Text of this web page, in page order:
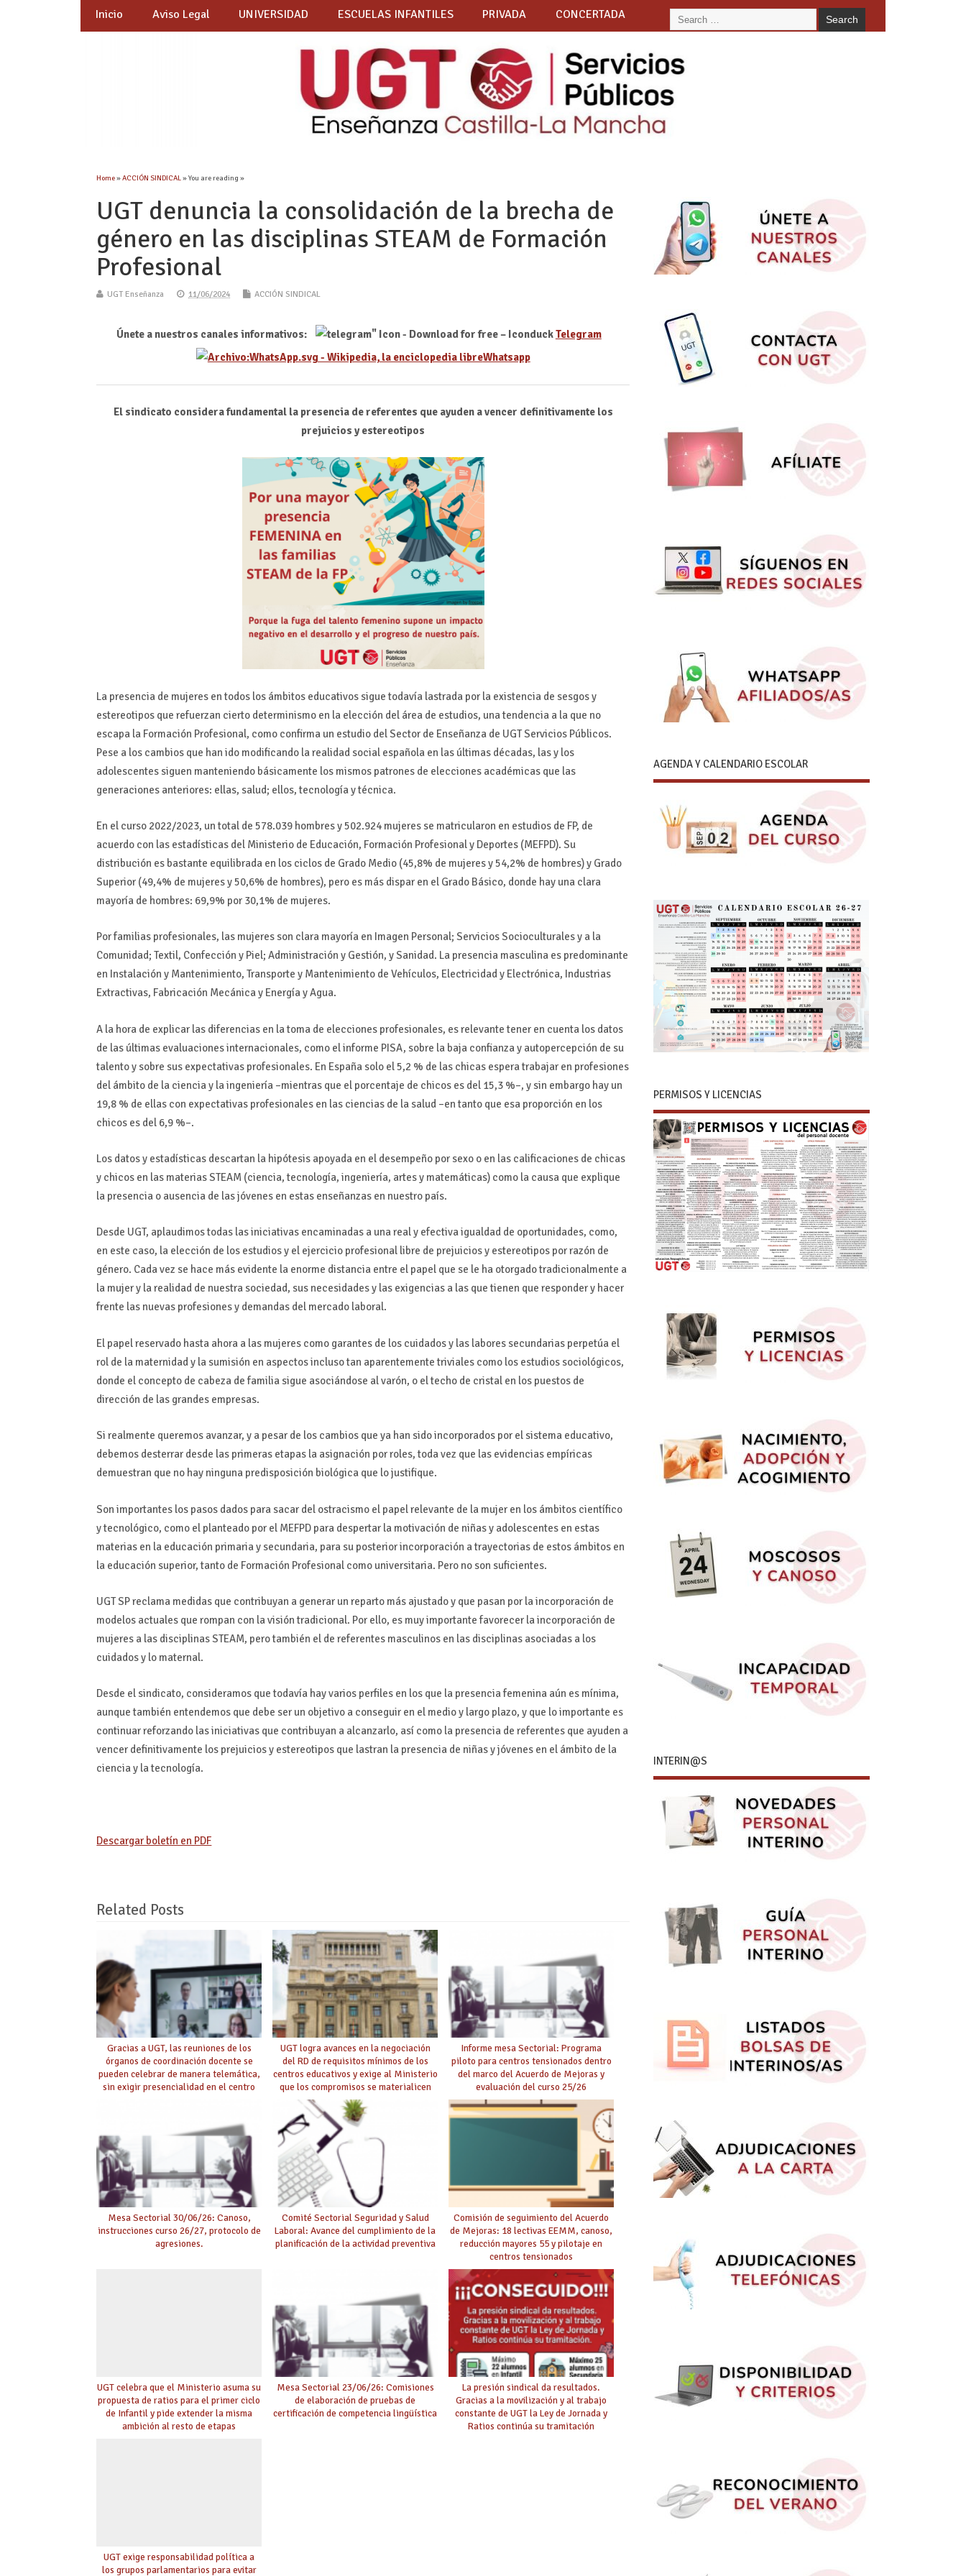
Inicio Aviso Legal UNIVERSIDAD ESCUELAS INFANTILES PRIVADA CONCERTADA
Home»ACCIÓN SINDICAL» You are reading »
UGT denuncia la consolidación de la brecha de
género en las disciplinas STEAM de Formación
Profesional
UGT Enseñanza 11/06/2024 ACCIÓN SINDICAL
Únete a nuestros canales informativos:
Telegram
Whatsapp
El sindicato considera fundamental la presencia de referentes que ayuden a vencer definitivamente los
prejuicios y estereotipos
La presencia de mujeres en todos los ámbitos educativos sigue todavía lastrada por la existencia de sesgos y
estereotipos que refuerzan cierto determinismo en la elección del área de estudios, una tendencia a la que no
escapa la Formación Profesional, como confirma un estudio del Sector de Enseñanza de UGT Servicios Públicos.
Pese a los cambios que han ido modificando la realidad social española en las últimas décadas, las y los
adolescentes siguen manteniendo básicamente los mismos patrones de elecciones académicas que las
generaciones anteriores: ellas, salud; ellos, tecnología y técnica.
En el curso 2022/2023, un total de 578.039 hombres y 502.924 mujeres se matricularon en estudios de FP, de
acuerdo con las estadísticas del Ministerio de Educación, Formación Profesional y Deportes (MEFPD). Su
distribución es bastante equilibrada en los ciclos de Grado Medio (45,8% de mujeres y 54,2% de hombres) y Grado
Superior (49,4% de mujeres y 50,6% de hombres), pero es más dispar en el Grado Básico, donde hay una clara
mayoría de hombres: 69,9% por 30,1% de mujeres.
Por familias profesionales, las mujeres son clara mayoría en Imagen Personal; Servicios Socioculturales y a la
Comunidad; Textil, Confección y Piel; Administración y Gestión, y Sanidad. La presencia masculina es predominante
en Instalación y Mantenimiento, Transporte y Mantenimiento de Vehículos, Electricidad y Electrónica, Industrias
Extractivas, Fabricación Mecánica y Energía y Agua.
A la hora de explicar las diferencias en la toma de elecciones profesionales, es relevante tener en cuenta los datos
de las últimas evaluaciones internacionales, como el informe PISA, sobre la baja confianza y autopercepción de su
talento y sobre sus expectativas profesionales. En España solo el 5,2 % de las chicas espera trabajar en profesiones
del ámbito de la ciencia y la ingeniería –mientras que el porcentaje de chicos es del 15,3 %–, y sin embargo hay un
19,8 % de ellas con expectativas profesionales en las ciencias de la salud –en tanto que esa proporción en los
chicos es del 6,9 %–.
Los datos y estadísticas descartan la hipótesis apoyada en el desempeño por sexo o en las calificaciones de chicas
y chicos en las materias STEAM (ciencia, tecnología, ingeniería, artes y matemáticas) como la causa que explique
la presencia o ausencia de las jóvenes en estas enseñanzas en nuestro país.
Desde UGT, aplaudimos todas las iniciativas encaminadas a una real y efectiva igualdad de oportunidades, como,
en este caso, la elección de los estudios y el ejercicio profesional libre de prejuicios y estereotipos por razón de
género. Cada vez se hace más evidente la enorme distancia entre el papel que se le ha otorgado tradicionalmente a
la mujer y la realidad de nuestra sociedad, sus necesidades y las exigencias a las que tienen que responder y hacer
frente las nuevas profesiones y demandas del mercado laboral.
El papel reservado hasta ahora a las mujeres como garantes de los cuidados y las labores secundarias perpetúa el
rol de la maternidad y la sumisión en aspectos incluso tan aparentemente triviales como los estudios sociológicos,
donde el concepto de cabeza de familia sigue asociándose al varón, o el techo de cristal en los puestos de
dirección de las grandes empresas.
Si realmente queremos avanzar, y a pesar de los cambios que ya han sido incorporados por el sistema educativo,
debemos desterrar desde las primeras etapas la asignación por roles, toda vez que las evidencias empíricas
demuestran que no hay ninguna predisposición biológica que lo justifique.
Son importantes los pasos dados para sacar del ostracismo el papel relevante de la mujer en los ámbitos científico
y tecnológico, como el planteado por el MEFPD para despertar la motivación de niñas y adolescentes en estas
materias en la educación primaria y secundaria, para su posterior incorporación a trayectorias de estos ámbitos en
la educación superior, tanto de Formación Profesional como universitaria. Pero no son suficientes.
UGT SP reclama medidas que contribuyan a generar un reparto más ajustado y que pasan por la incorporación de
modelos actuales que rompan con la visión tradicional. Por ello, es muy importante favorecer la incorporación de
mujeres a las disciplinas STEAM, pero también el de referentes masculinos en las disciplinas asociadas a los
cuidados y lo maternal.
Desde el sindicato, consideramos que todavía hay varios perfiles en los que la presencia femenina aún es mínima,
aunque también entendemos que debe ser un objetivo a conseguir en el medio y largo plazo, y que lo importante es
continuar reforzando las iniciativas que contribuyan a alcanzarlo, así como la presencia de referentes que ayuden a
vencer definitivamente los prejuicios y estereotipos que lastran la presencia de niñas y jóvenes en el ámbito de la
ciencia y la tecnología.
Descargar boletín en PDF
Related Posts
Gracias a UGT, las reuniones de los
órganos de coordinación docente se
pueden celebrar de manera telemática,
sin exigir presencialidad en el centro
UGT logra avances en la negociación
del RD de requisitos mínimos de los
centros educativos y exige al Ministerio
que los compromisos se materialicen
con la mayor agilidad posible
Informe mesa Sectorial: Programa
piloto para centros tensionados dentro
del marco del Acuerdo de Mejoras y
evaluación del curso 25/26
Mesa Sectorial 30/06/26: Canoso,
instrucciones curso 26/27, protocolo de
agresiones.
Comité Sectorial Seguridad y Salud
Laboral: Avance del cumplimiento de la
planificación de la actividad preventiva
Comisión de seguimiento del Acuerdo
de Mejoras: 18 lectivas EEMM, canoso,
reducción mayores 55 y pilotaje en
centros tensionados
UGT celebra que el Ministerio asuma su
propuesta de ratios para el primer ciclo
de Infantil y pide extender la misma
ambición al resto de etapas
Mesa Sectorial 23/06/26: Comisiones
de elaboración de pruebas de
certificación de competencia lingüística
La presión sindical da resultados.
Gracias a la movilización y al trabajo
constante de UGT la Ley de Jornada y
Ratios continúa su tramitación
UGT exige responsabilidad política a
los grupos parlamentarios para evitar
AGENDA Y CALENDARIO ESCOLAR
PERMISOS Y LICENCIAS
INTERIN@S